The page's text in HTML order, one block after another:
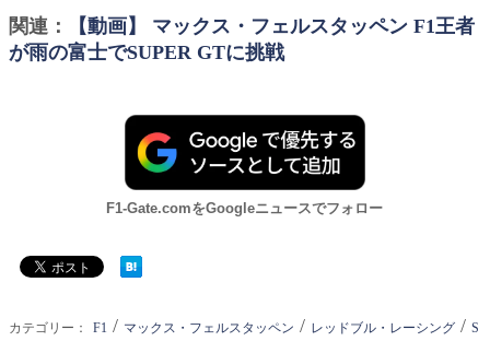
関連：
【動画】 マックス・フェルスタッペン F1王者
が雨の富士でSUPER GTに挑戦
F1-Gate.comをGoogleニュースでフォロー
カテゴリー： F1 / マックス・フェルスタッペン / レッドブル・レーシング / S